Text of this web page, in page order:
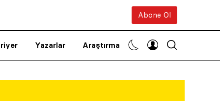
Abone Ol
Yazarlar Araştırma